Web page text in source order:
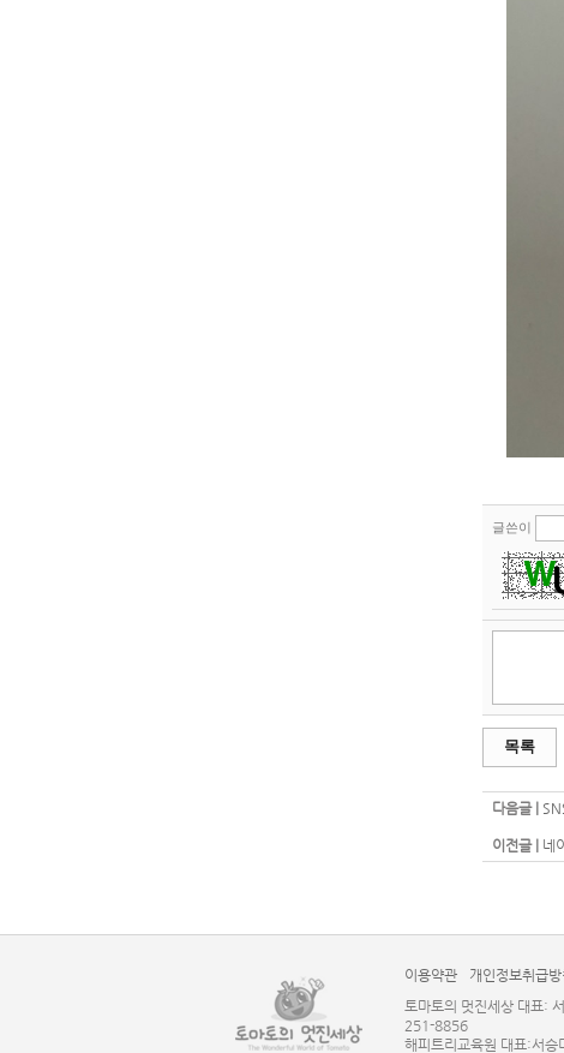
글쓴이
목록
다음글 |
이전글 | 네
이용약관 개인정보취급방
토마토의 멋진세상 대표:
251-8856
해피트리교육원 대표:서